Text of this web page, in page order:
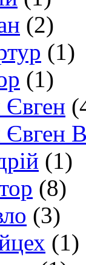
(2)
(1)
(1)
(1)
(8)
(3)
(1)